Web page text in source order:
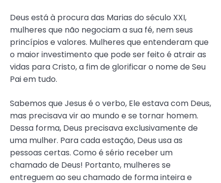
Deus está à procura das Marias do século XXI,
mulheres que não negociam a sua fé, nem seus
princípios e valores. Mulheres que entenderam que
o maior investimento que pode ser feito é atrair as
vidas para Cristo, a fim de glorificar o nome de Seu
Pai em tudo.
Sabemos que Jesus é o verbo, Ele estava com Deus,
mas precisava vir ao mundo e se tornar homem.
Dessa forma, Deus precisava exclusivamente de
uma mulher. Para cada estação, Deus usa as
pessoas certas. Como é sério receber um
chamado de Deus! Portanto, mulheres se
entreguem ao seu chamado de forma inteira e